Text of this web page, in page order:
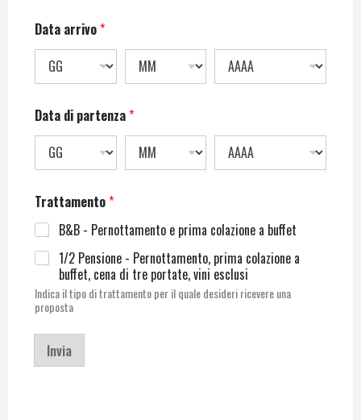
Data arrivo*
Data di partenza*
Trattamento*
B&B - Pernottamento e prima colazione a buffet
1/2 Pensione - Pernottamento, prima colazione a
buffet, cena di tre portate, vini esclusi
Indica il tipo di trattamento per il quale desideri ricevere una
proposta
Invia